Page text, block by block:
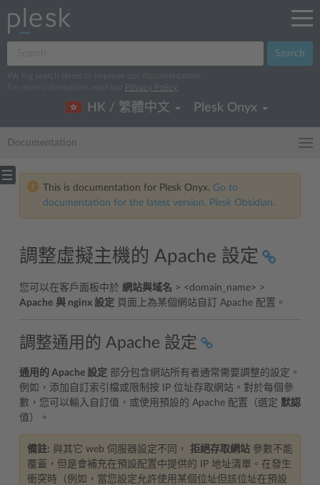
Search
We log search terms to improve our documentation.
For more information, read our
Privacy Policy
HK / 繁體中文 Plesk Onyx
Documentation
This is documentation for Plesk Onyx. Go to
documentation for the latest version, Plesk Obsidian.
調整虛擬主機的 Apache 設定
您可以在客戶面板中於 網站與域名 > <domain_name> >
Apache 與 nginx 設定 頁面上為某個網站自訂 Apache 配置。
調整通用的 Apache 設定
通用的 Apache 設定 部分包含網站所有者通常需要調整的設定。
例如，添加自訂索引檔或限制按 IP 位址存取網站。對於每個參
數，您可以輸入自訂值，或使用預設的 Apache 配置（選定 默認
值）。
備註: 與其它 web 伺服器設定不同， 拒絕存取網站 參數不能
覆蓋，但是會補充在預設配置中提供的 IP 地址清單。在發生
衝突時（例如，當您設定允許使用某個位址但該位址在預設